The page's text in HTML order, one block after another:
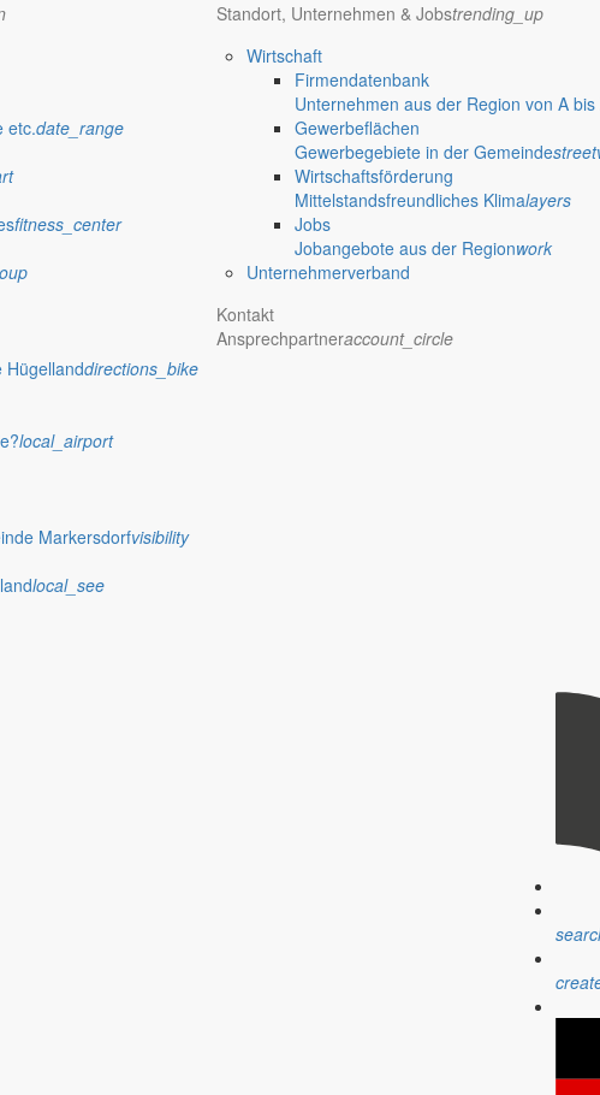
etc.date_range
fitness_center
Hügellanddirections_bike
local_airport
Markersdorfvisibility
local_see
Standort, Unternehmen & Jobstrending_up
Wirtschaft
Firmendatenbank
Unternehmen aus der Region von A bis
Gewerbeflächen
Gewerbegebiete in der Gemeinde
Wirtschaftsförderung
Mittelstandsfreundliches Klimalayers
Jobs
Jobangebote aus der Regionwork
Unternehmerverband
Kontakt
Ansprechpartneraccount_circle
am ersten und dritten Donnerstag im Monat von 9 bis 10.30 Uhr zur
Buschbach Fahrradreparatursäulen an zentralen Stellen errichtet werden.